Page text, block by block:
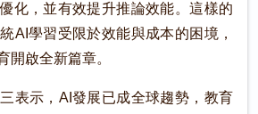
化，並有效提升推論效能。這樣的
AI學習受限於效能與成本的困境，
開啟全新篇章。
表示，AI發展已成全球趨勢，教育